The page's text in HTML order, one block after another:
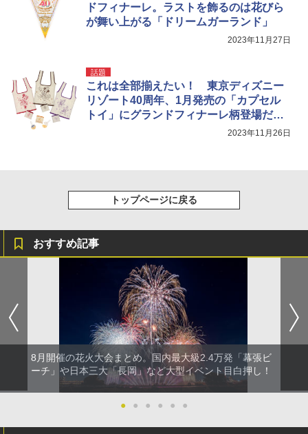
ドフィナーレ。ラストを飾るのは花びら
が舞い上がる「ドリームガーランド」
2023年11月27日
話題
これは全部揃えたい！ 東京ディズニー
リゾート40周年、1月発売の「カプセル
トイ」にグランドフィナーレ柄登場だっ
2023年11月26日
トップページに戻る
おすすめ記事
8月開催の花火大会まとめ。国内最大級2.4万発「幕張ビ
ーチ」や日本三大「長岡」など大型イベント目白押し！
● ● ● ● ● ●